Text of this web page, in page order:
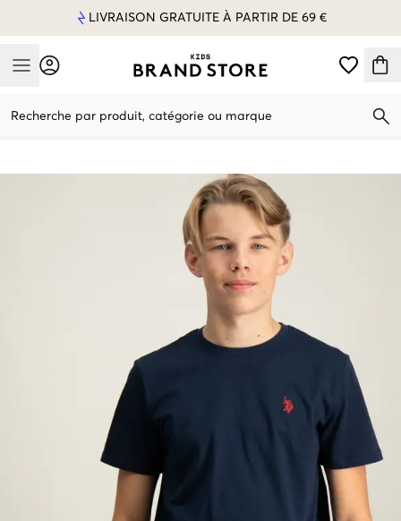
LIVRAISON GRATUITE À PARTIR DE 69 €
Mobile Menu
Recherche par produit, catégorie ou marque